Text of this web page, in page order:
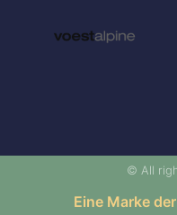
© All
Eine Marke